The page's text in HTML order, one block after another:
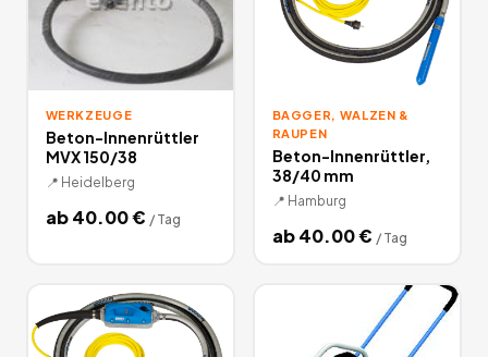
WERKZEUGE
Beton-Innenrüttler
MVX 150/38
📍 Heidelberg
ab40.00€ / Tag
BAGGER, WALZEN &
RAUPEN
Beton-Innenrüttler,
38/40 mm
📍 Hamburg
ab40.00€ / Tag